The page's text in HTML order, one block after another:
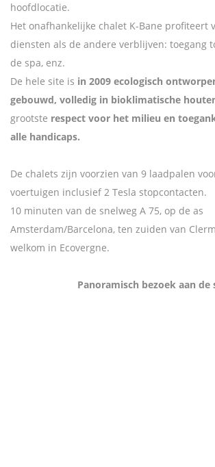
hoofdlocatie.
Het onafhankelijke chalet K-Bane profiteert
diensten als de andere verblijven: toegang
de spa, enz.
De hele site is in 2009 ecologisch
gebouwd, volledig in bioklimatische
grootste respect voor het milieu en
alle handicaps.
De chalets zijn voorzien van 9 laadpalen
voertuigen inclusief 2 Tesla stopcontacten.
10 minuten van de snelweg A 75, op de as
Amsterdam/Barcelona, ten zuiden van
welkom in Ecovergne.
Panoramisch bezoek aan de